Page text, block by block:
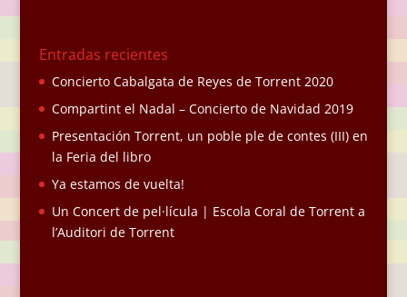
Entradas recientes
Concierto Cabalgata de Reyes de Torrent 2020
Compartint el Nadal – Concierto de Navidad 2019
Presentación Torrent, un poble ple de contes (III) en
la Feria del libro
Ya estamos de vuelta!
Un Concert de pel·lícula | Escola Coral de Torrent a
l’Auditori de Torrent